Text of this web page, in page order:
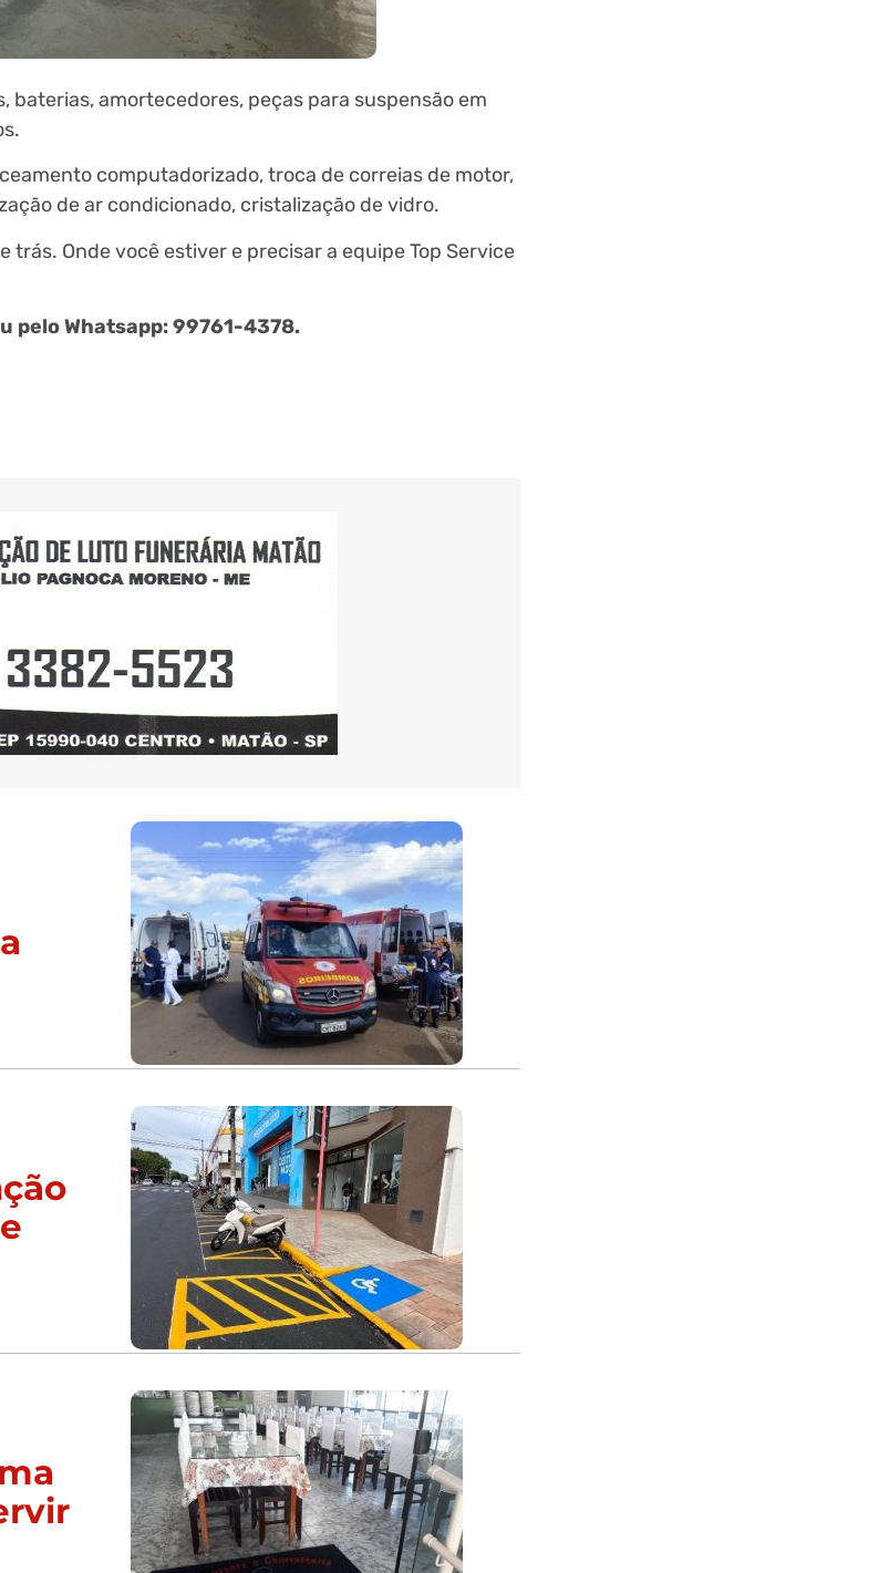
baterias, amortecedores, peças para suspensão em
computadorizado, troca de correias de motor,
de ar condicionado, cristalização de vidro.
trás. Onde você estiver e precisar a equipe Top Service
pelo Whatsapp: 99761-4378.